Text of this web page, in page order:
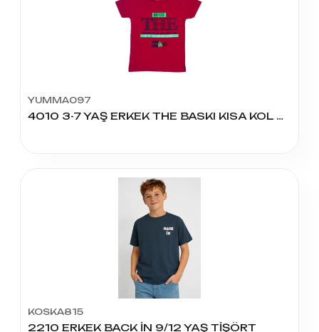
YUMMA097
4010 3-7 YAŞ ERKEK THE BASKI KISA KOL TİŞÖRT
KOSKA815
2210 ERKEK BACK İN 9/12 YAŞ TİŞÖRT